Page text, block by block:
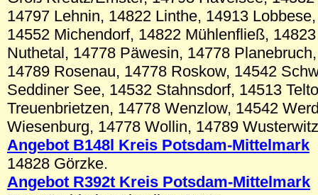
14797 Lehnin, 14822 Linthe, 14913
14552 Michendorf, 14822 Mühlenfließ,
Nuthetal, 14778 Päwesin, 14778
14789 Rosenau, 14778 Roskow, 14542
Seddiner See, 14532 Stahnsdorf, 14513
Treuenbrietzen, 14778 Wenzlow, 14542
Wiesenburg, 14778 Wollin, 14789
Angebot B148l Kreis Potsdam-Mittelmark
14828 Görzke.
Angebot R392t Kreis Potsdam-Mittelmark